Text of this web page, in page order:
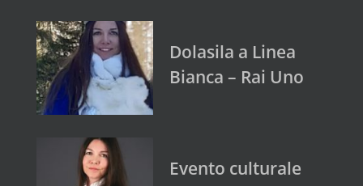
Dolasila a Linea
Bianca – Rai Uno
Evento culturale